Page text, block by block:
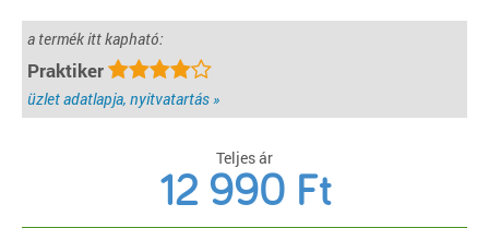
a termék itt kapható:
Praktiker
üzlet adatlapja, nyitvatartás »
Teljes ár
12 990 Ft